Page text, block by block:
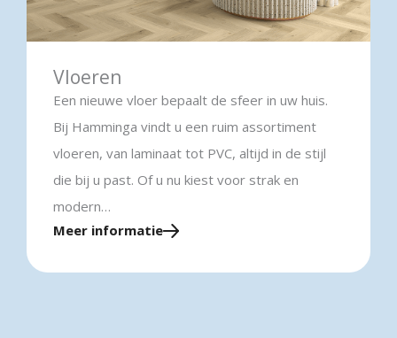
Vloeren
Een nieuwe vloer bepaalt de sfeer in uw huis.
Bij Hamminga vindt u een ruim assortiment
vloeren, van laminaat tot PVC, altijd in de stijl
die bij u past. Of u nu kiest voor strak en
modern…
Meer informatie